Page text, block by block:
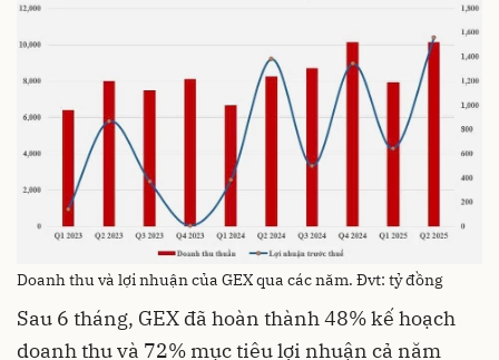
Doanh thu và lợi nhuận của GEX qua các năm. Đvt: tỷ đồng
Sau 6 tháng, GEX đã hoàn thành 48% kế hoạch
doanh thu và 72% mục tiêu lợi nhuận cả năm